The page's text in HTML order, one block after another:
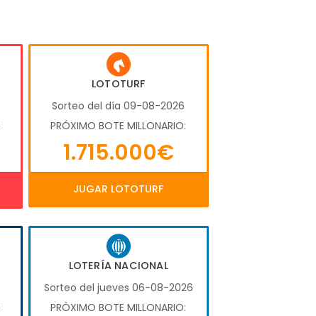
LOTOTURF
Sorteo del día 09-08-2026
PRÓXIMO BOTE MILLONARIO:
1.715.000€
JUGAR LOTOTURF
LOTERÍA NACIONAL
Sorteo del jueves 06-08-2026
PRÓXIMO BOTE MILLONARIO: